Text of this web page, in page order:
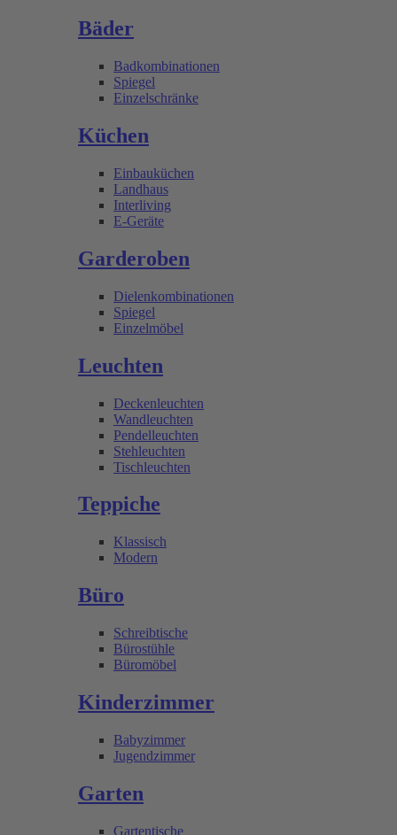
Bäder
Badkombinationen
Spiegel
Einzelschränke
Küchen
Einbauküchen
Landhaus
Interliving
E-Geräte
Garderoben
Dielenkombinationen
Spiegel
Einzelmöbel
Leuchten
Deckenleuchten
Wandleuchten
Pendelleuchten
Stehleuchten
Tischleuchten
Teppiche
Klassisch
Modern
Büro
Schreibtische
Bürostühle
Büromöbel
Kinderzimmer
Babyzimmer
Jugendzimmer
Garten
Gartentische